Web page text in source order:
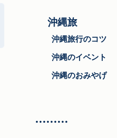
沖縄旅
沖縄旅行のコツ
沖縄のイベント
沖縄のおみやげ